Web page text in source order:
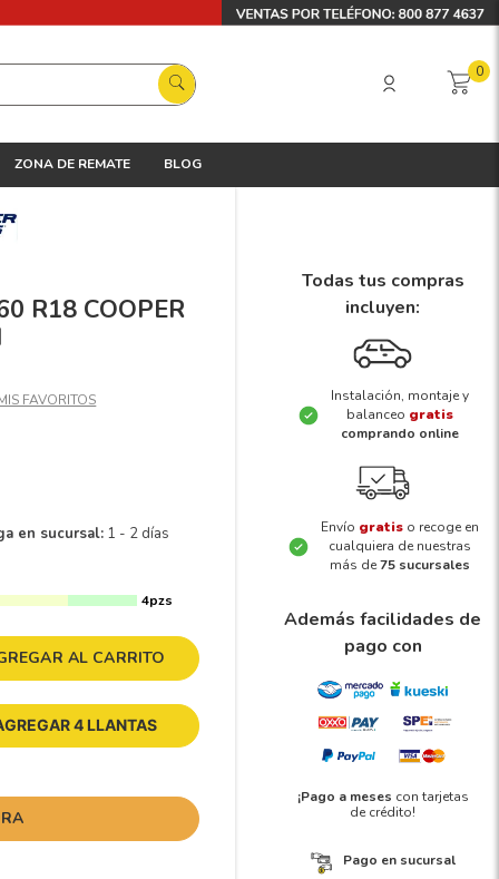
0
ZONA DE REMATE BLOG
R18 COOPER
en sucursal: 1 - 2 días
4pzs
AL CARRITO
4 LLANTAS
Todas tus compras
incluyen:
Instalación, montaje y
balanceo gratis
comprando online
Envío gratis o recoge en
cualquiera de nuestras
más de75 sucursales
Además facilidades de
pago con
¡Pago a meses con tarjetas
de crédito!
Pago en sucursal